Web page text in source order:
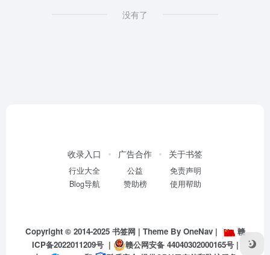
没有了
收录入口
行业大全
Blog导航
广告合作
公益
赞助榜
关于书签
免责声明
使用帮助
Copyright © 2014-2025 书签网 | Theme By OneNav|
赣
ICP备2022011209号| 赣公网安备 44040302000165号|